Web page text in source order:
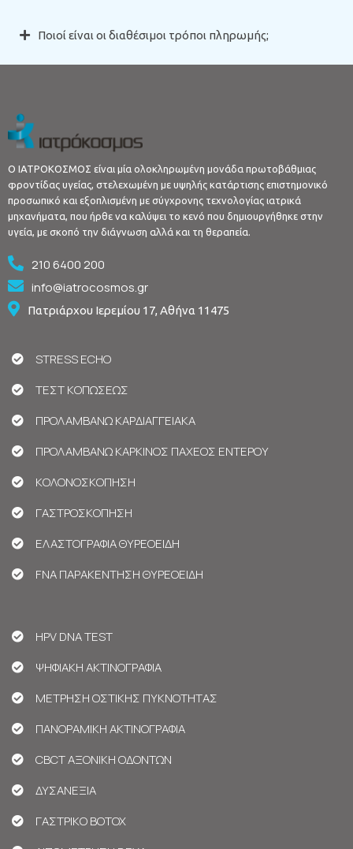
Ποιοί είναι οι διαθέσιμοι τρόποι πληρωμής;
Ο ΙΑΤΡΟΚΟΣΜΟΣ είναι μία ολοκληρωμένη μονάδα πρωτοβάθμιας
φροντίδας υγείας, στελεχωμένη με υψηλής κατάρτισης επιστημονικό
προσωπικό και εξοπλισμένη με σύγχρονης τεχνολογίας ιατρικά
μηχανήματα, που ήρθε να καλύψει το κενό που δημιουργήθηκε στην
υγεία, με σκοπό την διάγνωση αλλά και τη θεραπεία.
210 6400 200
info@iatrocosmos.gr
Πατριάρχου Ιερεμίου 17, Αθήνα 11475
STRESS ECHO
ΤΕΣΤ ΚΟΠΩΣΕΩΣ
ΠΡΟΛΑΜΒΑΝΩ ΚΑΡΔΙΑΓΓΕΙΑΚΑ
ΠΡΟΛΑΜΒΑΝΩ ΚΑΡΚΙΝΟΣ ΠΑΧΕΟΣ ΕΝΤΕΡΟΥ
ΚΟΛΟΝΟΣΚΟΠΗΣΗ
ΓΑΣΤΡΟΣΚΟΠΗΣΗ
ΕΛΑΣΤΟΓΡΑΦΙΑ ΘΥΡΕΟΕΙΔΗ
FNA ΠΑΡΑΚΕΝΤΗΣΗ ΘΥΡΕΟΕΙΔΗ
HPV DNA TEST
ΨΗΦΙΑΚΗ ΑΚΤΙΝΟΓΡΑΦΙΑ
ΜΕΤΡΗΣΗ ΟΣΤΙΚΗΣ ΠΥΚΝΟΤΗΤΑΣ
ΠΑΝΟΡΑΜΙΚΗ ΑΚΤΙΝΟΓΡΑΦΙΑ
CBCT ΑΞΟΝΙΚΗ ΟΔΟΝΤΩΝ
ΔΥΣΑΝΕΞΙΑ
ΓΑΣΤΡΙΚΟ BOTOX